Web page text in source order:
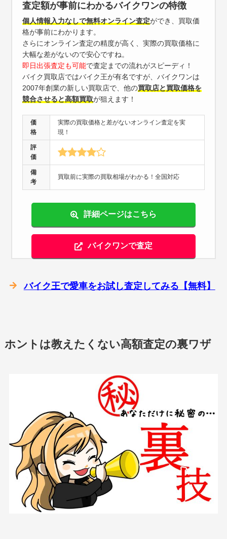
査定額が事前にわかるバイクワンの特徴
個人情報入力なしで無料オンライン査定ができ、買取価
格が事前にわかります。
さらにオンライン査定の精度が高く、実際の買取価格に
大幅な差がないので安心ですね。
即日出張査定も可能で査定までの流れがスピーディ！
バイク買取店ではバイク王が有名ですが、バイクワンは
2007年創業の新しい買取店で、他の買取店と買取価格を
競合させると高額買取が狙えます！
価
格
実際の買取価格と差がないオンライン査定を実
現！
評
価
備
考
買取前に実際の買取相場がわかる！全国対応
詳細ページはこちら
バイクワンで査定
バイク王で愛車をお試し査定してみる【無料】
ホントは教えたくない高額査定の裏ワザ